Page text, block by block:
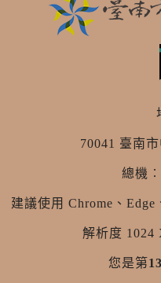
70041 臺南
總機
建議使用 Chrome、
解析度 1024
您是第